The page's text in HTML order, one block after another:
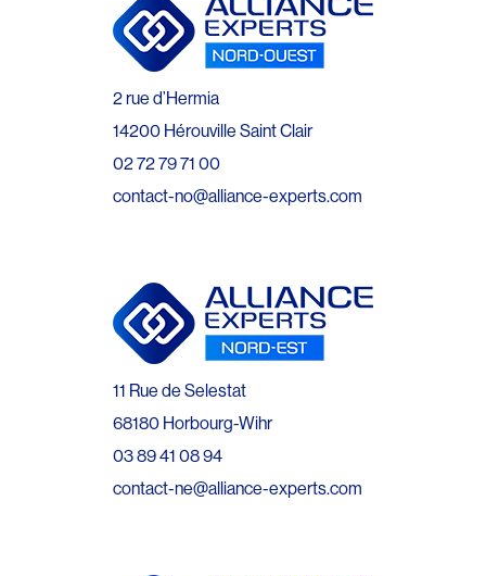
2 rue d’Hermia
14200 Hérouville Saint Clair
02 72 79 71 00
contact-no@alliance-experts.com
11 Rue de Selestat
68180 Horbourg-Wihr
03 89 41 08 94
contact-ne@alliance-experts.com